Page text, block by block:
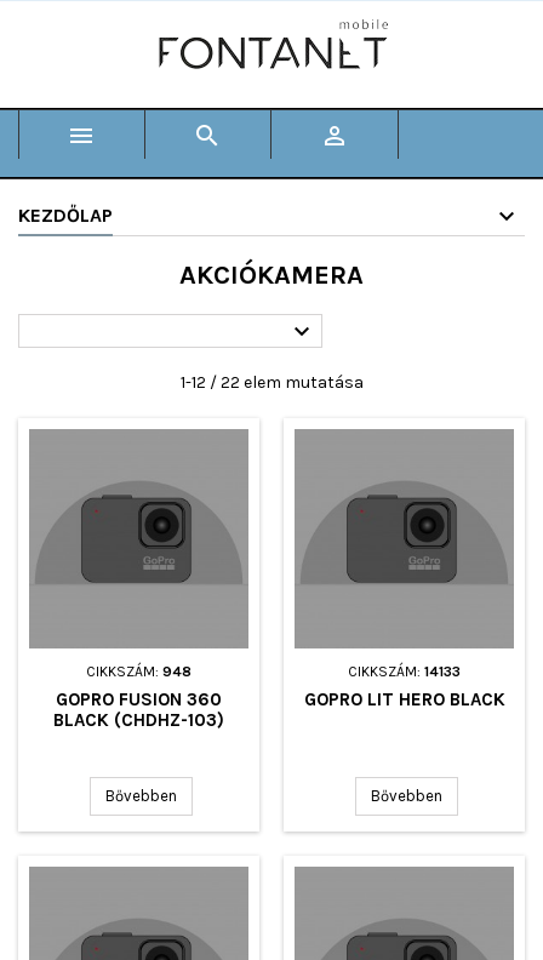
  
KEZDŐLAP
AKCIÓKAMERA

1-12 / 22 elem mutatása
CIKKSZÁM: 948
GOPRO FUSION 360
BLACK (CHDHZ-103)
Bővebben
CIKKSZÁM: 14133
GOPRO LIT HERO BLACK
Bővebben